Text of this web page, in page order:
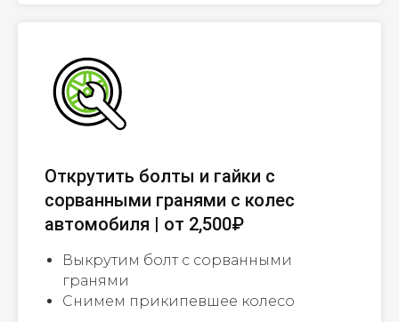
Открутить болты и гайки с
сорванными гранями с колес
автомобиля | от 2,500₽
Выкрутим болт с сорванными
гранями
Снимем прикипевшее колесо